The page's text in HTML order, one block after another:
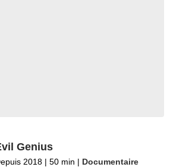
Genius
2018 | 50 min | Documentaire